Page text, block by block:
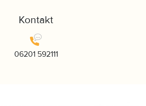
Kontakt
06201 592111